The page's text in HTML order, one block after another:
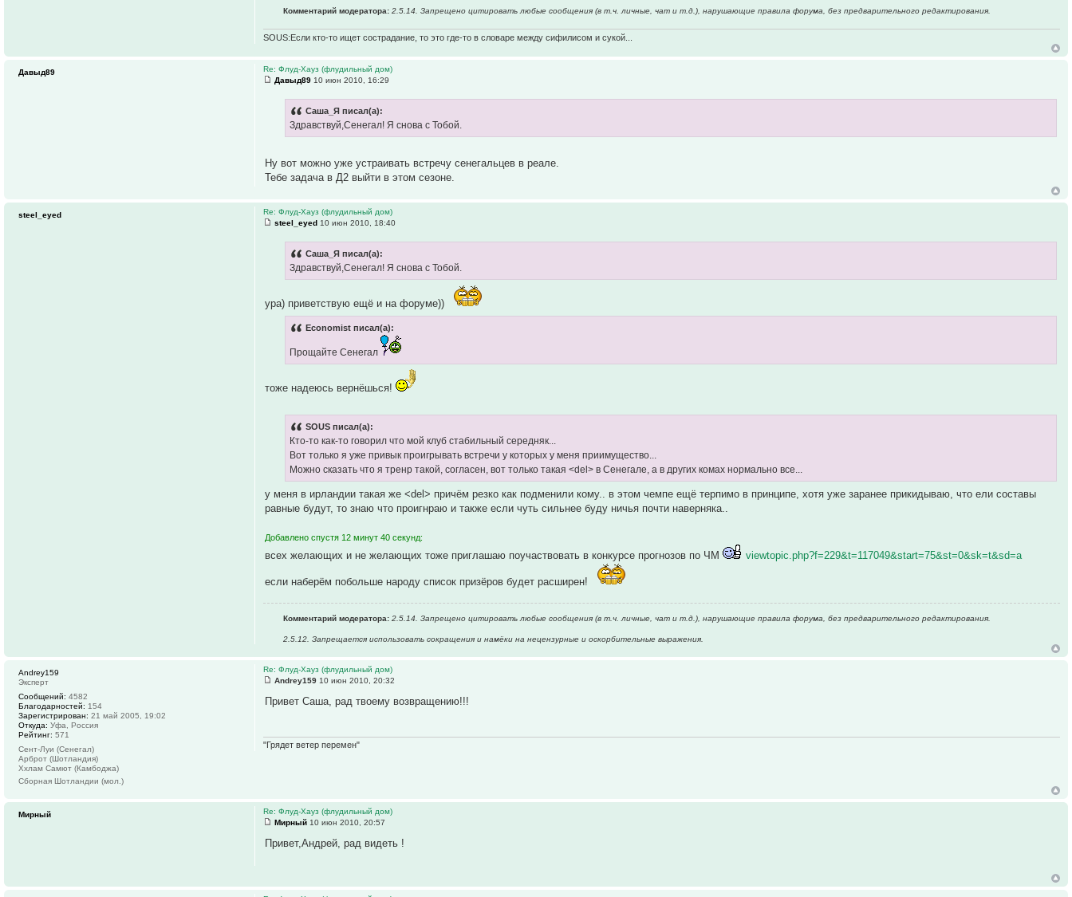
Комментарий модератора: 2.5.14. Запрещено цитировать любые сообщения (в т.ч. личные, чат и т.д.), нарушающие правила форума, без предварительного редактирования.
SOUS:Если кто-то ищет сострадание, то это где-то в словаре между сифилисом и сукой...
Re: Флуд-Хауз (флудильный дом)
Давыд89 10 июн 2010, 16:29
Саша_Я писал(а):
Здравствуй,Сенегал! Я снова с Тобой.
Ну вот можно уже устраивать встречу сенегальцев в реале.
Тебе задача в Д2 выйти в этом сезоне.
Давыд89
Re: Флуд-Хауз (флудильный дом)
steel_eyed 10 июн 2010, 18:40
Саша_Я писал(а):
Здравствуй,Сенегал! Я снова с Тобой.
ура) приветствую ещё и на форуме))
Economist писал(а):
Прощайте Сенегал
тоже надеюсь вернёшься!
SOUS писал(а):
Кто-то как-то говорил что мой клуб стабильный середняк...
Вот только я уже привык проигрывать встречи у которых у меня приимущество...
Можно сказать что я тренр такой, согласен, вот только такая <del> в Сенегале, а в других комах нормально все...
у меня в ирландии такая же <del> причём резко как подменили кому.. в этом чемпе ещё терпимо в принципе, хотя уже заранее прикидываю, что ели составы
равные будут, то знаю что проигнраю и также если чуть сильнее буду ничья почти наверняка..
Добавлено спустя 12 минут 40 секунд:
всех желающих и не желающих тоже приглашаю поучаствовать в конкурсе прогнозов по ЧМ viewtopic.php?f=229&t=117049&start=75&st=0&sk=t&sd=a
если наберём побольше народу список призёров будет расширен!
Комментарий модератора: 2.5.14. Запрещено цитировать любые сообщения (в т.ч. личные, чат и т.д.), нарушающие правила форума, без предварительного редактирования.
2.5.12. Запрещается использовать сокращения и намёки на нецензурные и оскорбительные выражения.
steel_eyed
Re: Флуд-Хауз (флудильный дом)
Andrey159 10 июн 2010, 20:32
Привет Саша, рад твоему возвращению!!!
"Грядет ветер перемен"
Andrey159
Эксперт
Сообщений: 4582
Благодарностей: 154
Зарегистрирован: 21 май 2005, 19:02
Откуда: Уфа, Россия
Рейтинг: 571
Сент-Луи (Сенегал)
Арброт (Шотландия)
Ххлам Самют (Камбоджа)
Сборная Шотландии (мол.)
Re: Флуд-Хауз (флудильный дом)
Мирный 10 июн 2010, 20:57
Привет,Андрей, рад видеть !
Мирный